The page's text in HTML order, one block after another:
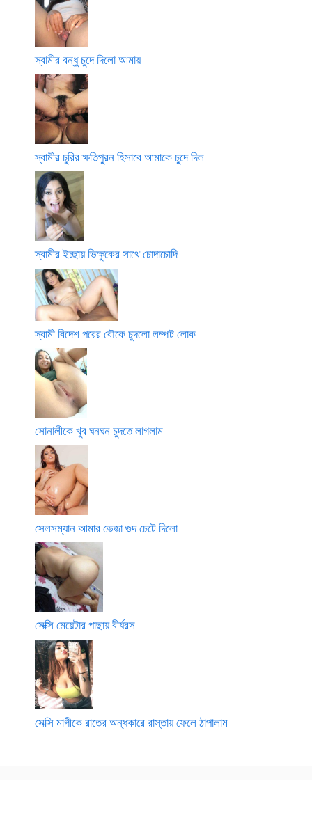
স্বামীর বন্ধু চুদে দিলো আমায়
স্বামীর চুরির ক্ষতিপুরন হিসাবে আমাকে চুদে দিল
স্বামীর ইচ্ছায় ভিক্ষুকের সাথে চোদাচোদি
স্বামী বিদেশ পরের বৌকে চুদলো লম্পট লোক
সোনালীকে খুব ঘনঘন চুদতে লাগলাম
সেলসম্যান আমার ভেজা গুদ চেটে দিলো
সেক্সি মেয়েটার পাছায় বীর্যরস
সেক্সি মাগীকে রাতের অন্ধকারে রাস্তায় ফেলে ঠাপালাম